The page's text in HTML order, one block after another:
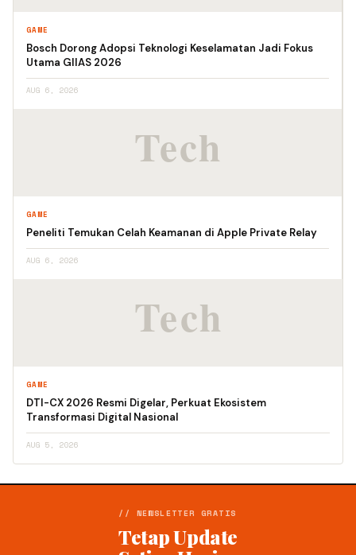
GAME
Bosch Dorong Adopsi Teknologi Keselamatan Jadi Fokus
Utama GIIAS 2026
AUG 6, 2026
GAME
Peneliti Temukan Celah Keamanan di Apple Private Relay
AUG 6, 2026
GAME
DTI-CX 2026 Resmi Digelar, Perkuat Ekosistem
Transformasi Digital Nasional
AUG 5, 2026
// NEWSLETTER GRATIS
Tetap Update